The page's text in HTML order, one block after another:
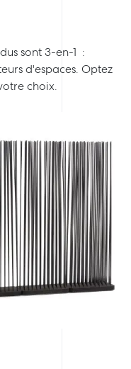
sont 3-en-1 :
d'espaces. Optez
choix.
Next